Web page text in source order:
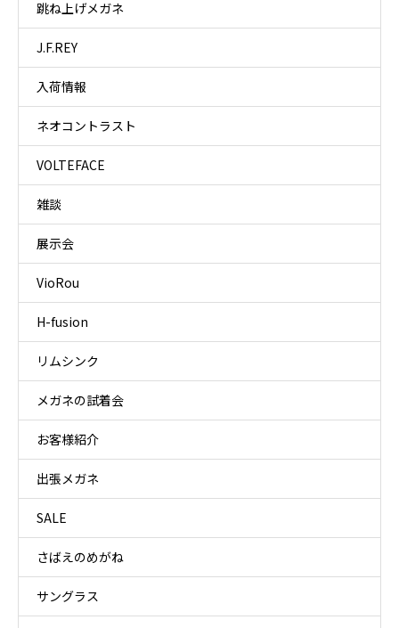
跳ね上げメガネ
J.F.REY
入荷情報
ネオコントラスト
VOLTEFACE
雑談
展示会
VioRou
H-fusion
リムシンク
メガネの試着会
お客様紹介
出張メガネ
SALE
さばえのめがね
サングラス